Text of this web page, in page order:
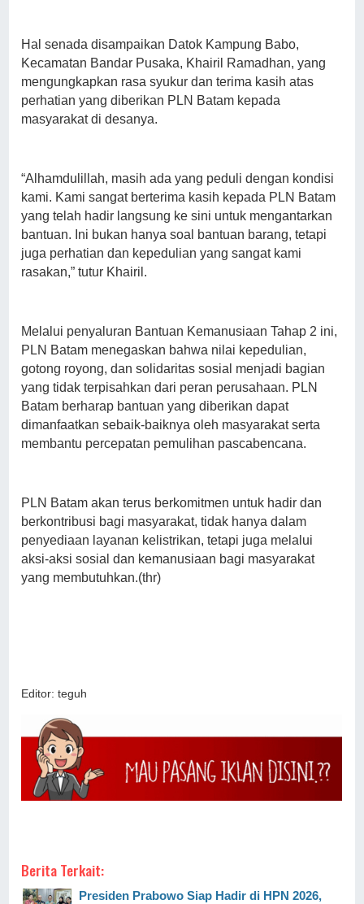
Hal senada disampaikan Datok Kampung Babo,
Kecamatan Bandar Pusaka, Khairil Ramadhan, yang
mengungkapkan rasa syukur dan terima kasih atas
perhatian yang diberikan PLN Batam kepada
masyarakat di desanya.
“Alhamdulillah, masih ada yang peduli dengan kondisi
kami. Kami sangat berterima kasih kepada PLN Batam
yang telah hadir langsung ke sini untuk mengantarkan
bantuan. Ini bukan hanya soal bantuan barang, tetapi
juga perhatian dan kepedulian yang sangat kami
rasakan,” tutur Khairil.
Melalui penyaluran Bantuan Kemanusiaan Tahap 2 ini,
PLN Batam menegaskan bahwa nilai kepedulian,
gotong royong, dan solidaritas sosial menjadi bagian
yang tidak terpisahkan dari peran perusahaan. PLN
Batam berharap bantuan yang diberikan dapat
dimanfaatkan sebaik-baiknya oleh masyarakat serta
membantu percepatan pemulihan pascabencana.
PLN Batam akan terus berkomitmen untuk hadir dan
berkontribusi bagi masyarakat, tidak hanya dalam
penyediaan layanan kelistrikan, tetapi juga melalui
aksi-aksi sosial dan kemanusiaan bagi masyarakat
yang membutuhkan.(thr)
Editor: teguh
Berita Terkait:
Presiden Prabowo Siap Hadir di HPN 2026,